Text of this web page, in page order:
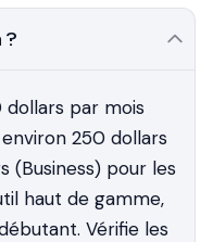
?
dollars par mois
250 dollars
(Business) pour les
haut de gamme,
Vérifie les